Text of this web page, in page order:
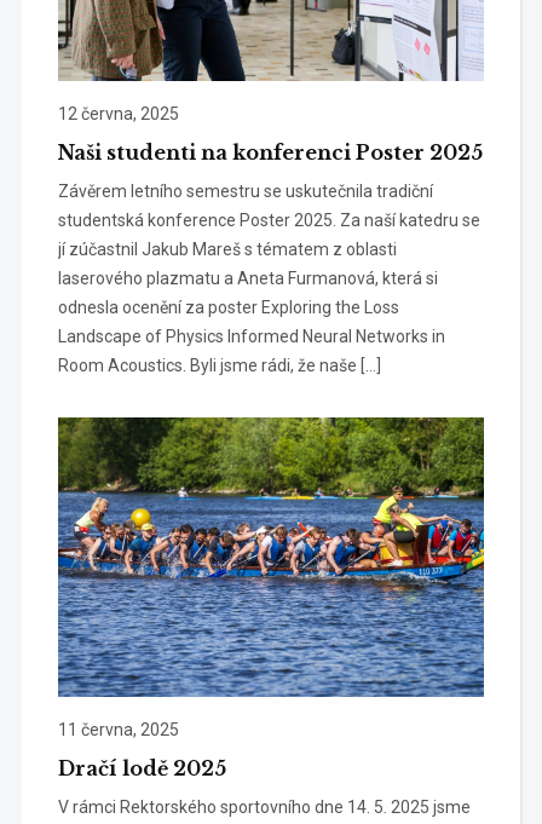
12 června, 2025
Naši studenti na konferenci Poster 2025
Závěrem letního semestru se uskutečnila tradiční
studentská konference Poster 2025. Za naší katedru se
jí zúčastnil Jakub Mareš s tématem z oblasti
laserového plazmatu a Aneta Furmanová, která si
odnesla ocenění za poster Exploring the Loss
Landscape of Physics Informed Neural Networks in
Room Acoustics. Byli jsme rádi, že naše […]
11 června, 2025
Dračí lodě 2025
V rámci Rektorského sportovního dne 14. 5. 2025 jsme